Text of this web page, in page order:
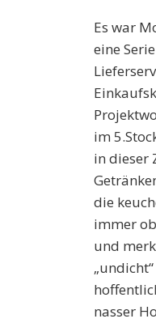
Es war
eine
im
in dieser
die
immer
und
nasser